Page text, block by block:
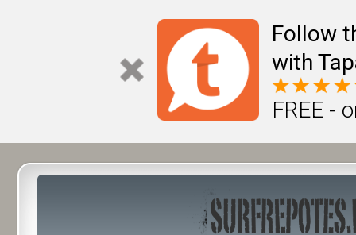
Follow
with
FREE -